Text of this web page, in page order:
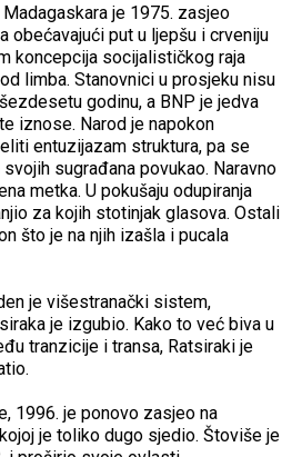
je 1975. zasjeo
obećavajući put u ljepšu i crveniju
koncepcija socijalističkog raja
limba. Stanovnici u prosjeku nisu
godinu, a BNP je jedva
iznose. Narod je napokon
entuzijazam struktura, pa se
sugrađana povukao. Naravno
metka. U pokušaju odupiranja
za kojih stotinjak glasova. Ostali
što je na njih izašla i pucala
je višestranački sistem,
je izgubio. Kako to već biva u
tranzicije i transa, Ratsiraki je
1996. je ponovo zasjeo na
je toliko dugo sjedio. Štoviše je